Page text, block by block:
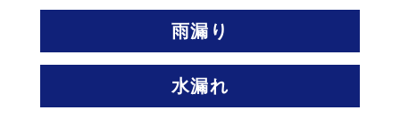
雨漏り
水漏れ